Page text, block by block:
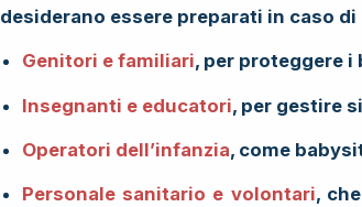
desiderano essere preparati in caso
Genitori e familiari, per proteggere i
Insegnanti e educatori, per gestire
Operatori dell’infanzia, come
Personale sanitario e volontari,